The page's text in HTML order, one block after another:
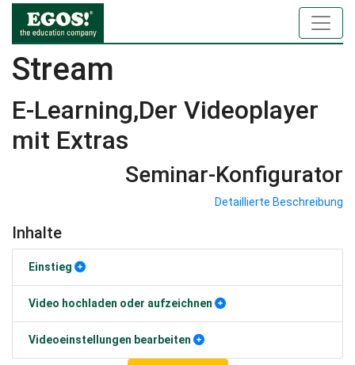
Stream
E-Learning,Der Videoplayer
mit Extras
Seminar-Konfigurator
Detaillierte Beschreibung
Inhalte
Einstieg
Video hochladen oder aufzeichnen
Videoeinstellungen bearbeiten